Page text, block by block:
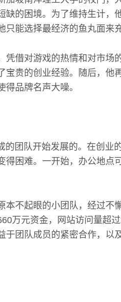
缺的困境。为了维持生计，
能选择最经济的鱼丸面来充
凭借对游戏的热情和对市场
宝贵的创业经验。随后，他
品牌名声大噪。
的团队开始发展的。在创业
得困难。一开始，办公地点
本不起眼的小团队，经过不
万元资金，网站访问量超
于团队成员的紧密合作，以